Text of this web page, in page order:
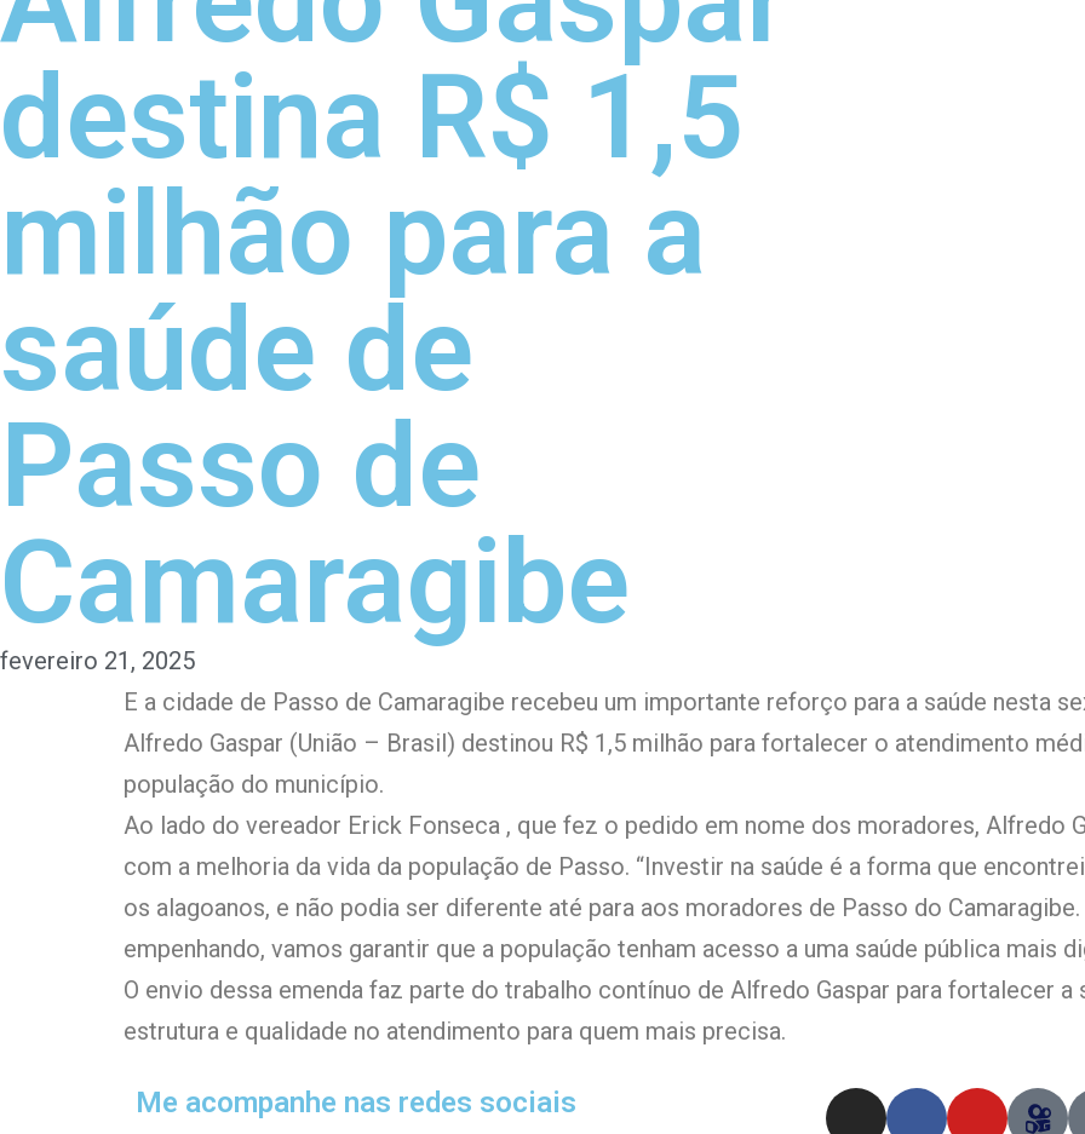
destina R$ 1,5
milhão para a
saúde de
Passo de
Camaragibe
fevereiro 21, 2025
E a cidade de Passo de Camaragibe recebeu um importante reforço para a saúde nesta
Alfredo Gaspar (União – Brasil) destinou R$ 1,5 milhão para fortalecer o atendimento
população do município.
Ao lado do vereador Erick Fonseca , que fez o pedido em nome dos moradores, Alfredo
com a melhoria da vida da população de Passo. “Investir na saúde é a forma que
os alagoanos, e não podia ser diferente até para aos moradores de Passo do
empenhando, vamos garantir que a população tenham acesso a uma saúde pública mais
O envio dessa emenda faz parte do trabalho contínuo de Alfredo Gaspar para fortalecer a
estrutura e qualidade no atendimento para quem mais precisa.
Me acompanhe nas redes sociais